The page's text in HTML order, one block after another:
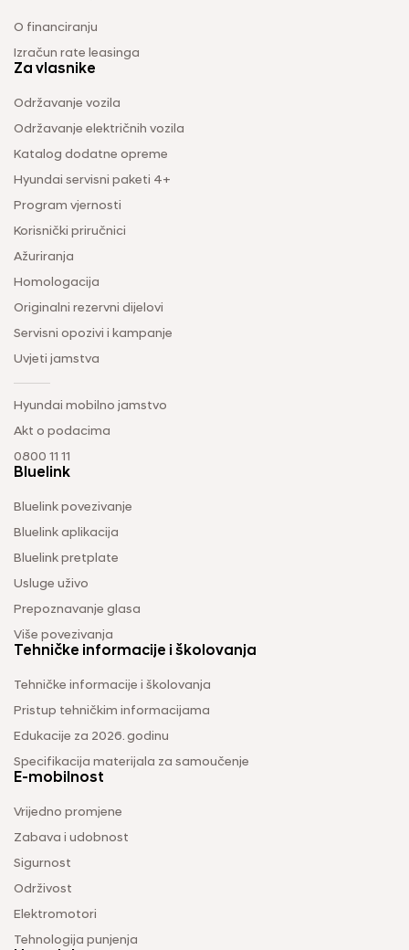
O financiranju
Izračun rate leasinga
Za vlasnike
Održavanje vozila
Održavanje električnih vozila
Katalog dodatne opreme
Hyundai servisni paketi 4+
Program vjernosti
Korisnički priručnici
Ažuriranja
Homologacija
Originalni rezervni dijelovi
Servisni opozivi i kampanje
Uvjeti jamstva
Hyundai mobilno jamstvo
Akt o podacima
0800 11 11
Bluelink
Bluelink povezivanje
Bluelink aplikacija
Bluelink pretplate
Usluge uživo
Prepoznavanje glasa
Više povezivanja
Tehničke informacije i školovanja
Tehničke informacije i školovanja
Pristup tehničkim informacijama
Edukacije za 2026. godinu
Specifikacija materijala za samoučenje
E-mobilnost
Vrijedno promjene
Zabava i udobnost
Sigurnost
Održivost
Elektromotori
Tehnologija punjenja